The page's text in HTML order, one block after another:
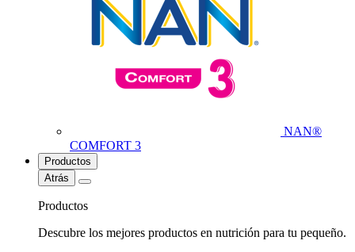
NAN®
COMFORT 3
Productos
Atrás
Productos
Descubre los mejores productos en nutrición para tu pequeño.